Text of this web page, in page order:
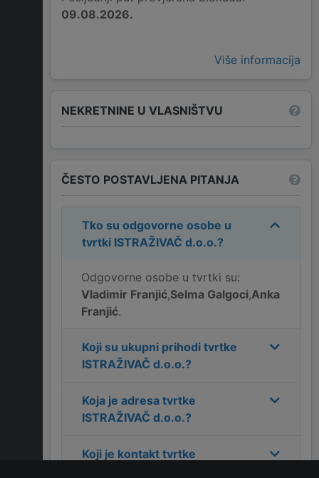
09.08.2026.
Više informacija
NEKRETNINE U VLASNIŠTVU
ČESTO POSTAVLJENA PITANJA
Tko su odgovorne osobe u
tvrtki ISTRAŽIVAČ d.o.o.?
Odgovorne osobe u tvrtki su:
Vladimir Franjić,Selma Galgoci,Anka
Franjić.
Koji su ukupni prihodi tvrtke
ISTRAŽIVAČ d.o.o.?
Koja je adresa tvrtke
ISTRAŽIVAČ d.o.o.?
Koji je kontakt tvrtke